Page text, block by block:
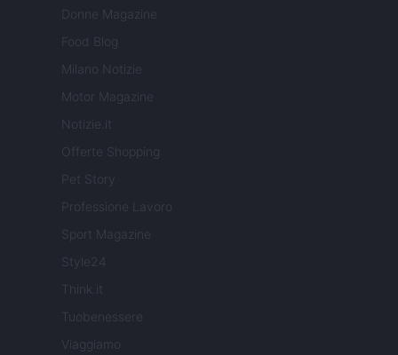
Donne Magazine
Food Blog
Milano Notizie
Motor Magazine
Notizie.it
Offerte Shopping
Pet Story
Professione Lavoro
Sport Magazine
Style24
Think.it
Tuobenessere
Viaggiamo